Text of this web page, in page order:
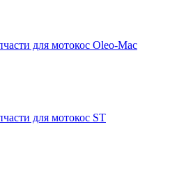
для мотокос Oleo-Mac
для мотокос ST